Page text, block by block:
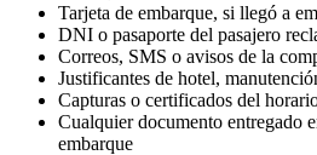
Tarjeta de embarque, si llegó a
DNI o pasaporte del pasajero
Correos, SMS o avisos de la
Justificantes de hotel,
Capturas o certificados del
Cualquier documento entregado
embarque